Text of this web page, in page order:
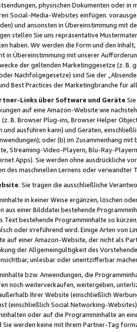
physischen Dokumenten oder in
Social-Media-Websites einfügen.
und ansonsten in Übereinstimmung mit
stellen Sie uns repräsentative
haben. Wir werden die Form und den
in Übereinstimmung mit unserer
der geltenden Marketinggesetze (z. B.
Nachfolgegesetze) sind Sie der
Best Practices der Marketingbranche für
Links über Software und Geräte
auf eine Amazon-Website wie
B. Browser Plug-ins, Browser Helper
und ausführen kann) und Geräten,
oder (b) im Zusammenhang
Streaming-Video-Playern, Blu-Ray-
Apps). Sie werden ohne ausdrückliche
des maschinellen Lernens oder
. Sie tragen die ausschließliche
in keiner Weise ergänzen, löschen
aus einer Bilddatei bestehende
Text bestehende Programminhalte so
oder irreführend wird. Einige Arten von
auf einer Amazon-Website, der nicht als
der Allgemeingültigkeit des
unlesbar oder unentzifferbar
bzw. Anwendungen, die
noch weiterverkaufen, weitergeben,
Ihrer Website (einschließlich
(einschließlich Social Networking-
oder auf die Programminhalte an
Sie werden keine mit Ihrem Partner-Tag